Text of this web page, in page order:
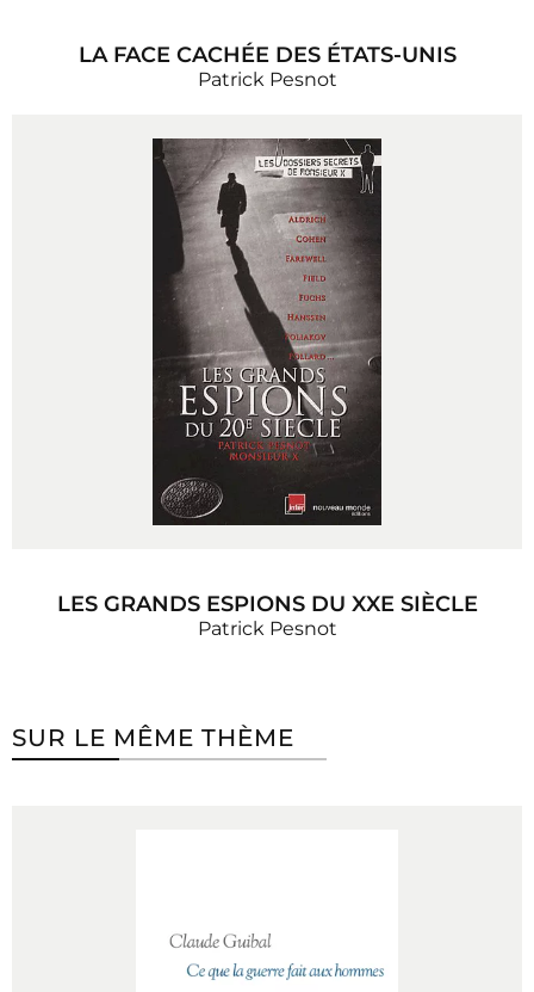
LA FACE CACHÉE DES ÉTATS-UNIS
Patrick Pesnot
LES GRANDS ESPIONS DU XXE SIÈCLE
Patrick Pesnot
SUR LE MÊME THÈME